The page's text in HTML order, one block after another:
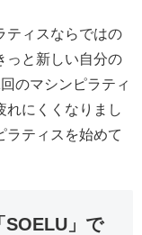
ティスならではの
っと新しい自分の
のマシンピラティ
れにくくなりまし
ラティスを始めて
SOELU」で